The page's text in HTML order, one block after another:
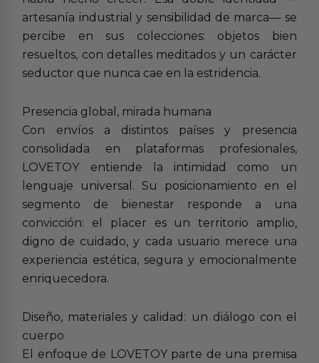
artesanía industrial y sensibilidad de marca— se
percibe en sus colecciones: objetos bien
resueltos, con detalles meditados y un carácter
seductor que nunca cae en la estridencia.
Presencia global, mirada humana
Con envíos a distintos países y presencia
consolidada en plataformas profesionales,
LOVETOY entiende la intimidad como un
lenguaje universal. Su posicionamiento en el
segmento de bienestar responde a una
convicción: el placer es un territorio amplio,
digno de cuidado, y cada usuario merece una
experiencia estética, segura y emocionalmente
enriquecedora.
Diseño, materiales y calidad: un diálogo con el
cuerpo
El enfoque de LOVETOY parte de una premisa